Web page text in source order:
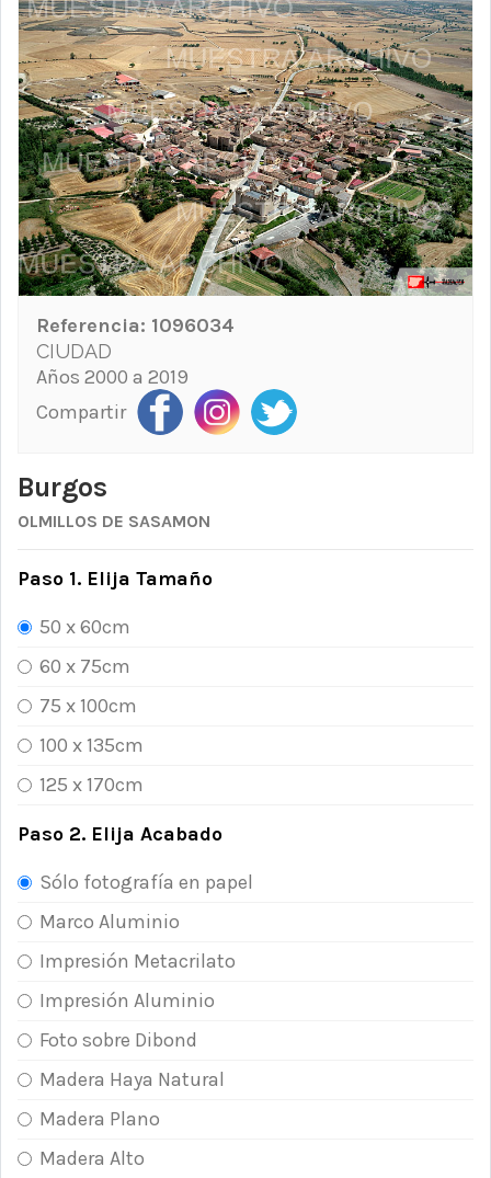
Referencia: 1096034
CIUDAD
Años 2000 a 2019
Compartir
Burgos
OLMILLOS DE SASAMON
Paso 1. Elija Tamaño
50 x 60cm
60 x 75cm
75 x 100cm
100 x 135cm
125 x 170cm
Paso 2. Elija Acabado
Sólo fotografía en papel
Marco Aluminio
Impresión Metacrilato
Impresión Aluminio
Foto sobre Dibond
Madera Haya Natural
Madera Plano
Madera Alto